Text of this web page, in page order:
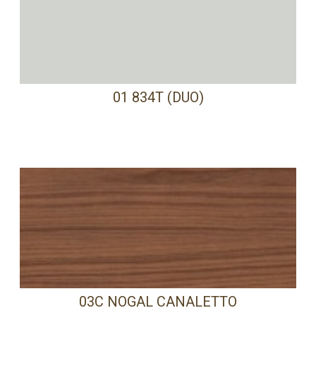
01 834T (DUO)
03C NOGAL CANALETTO